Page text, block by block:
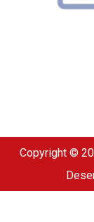
Copyright ©